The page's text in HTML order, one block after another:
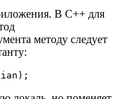
В C++ для
методу следует